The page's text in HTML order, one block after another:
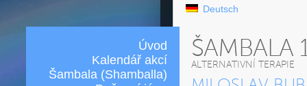
Úvod
Kalendář akcí
Šambala (Shamballa)
Deutsch
ŠAMBALA
ALTERNATIVNÍ TERAPIE